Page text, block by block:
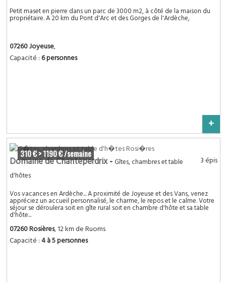
Petit maset en pierre dans un parc de 3000 m2, à côté de la maison du
propriétaire. A 20 km du Pont d'Arc et des Gorges de l'Ardèche,
07260 Joyeuse,
Capacité :6 personnes
+
310 € > 1190 € /semaine
3 épis
Domaine de Chanteperdrix- Gîtes, chambres et table
d'hôtes
Vos vacances en Ardèche... A proximité de Joyeuse et des Vans, venez
appréciez un accueil personnalisé, le charme, le repos et le calme. Votre
séjour se déroulera soit en gîte rural soit en chambre d'hôte et sa table
d'hôte...
07260 Rosières, 12 km de Ruoms
Capacité :4 à 5 personnes